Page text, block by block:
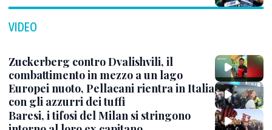
VIDEO
Zuckerberg contro Dvalishvili, il
combattimento in mezzo a un lago
Europei nuoto, Pellacani rientra in Italia
con gli azzurri dei tuffi
Baresi, i tifosi del Milan si stringono